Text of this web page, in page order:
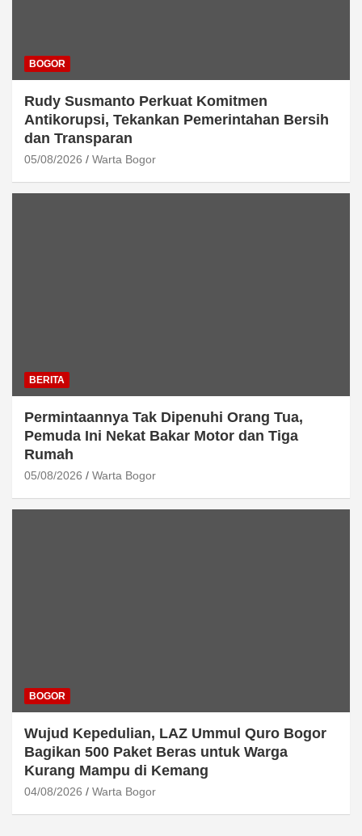
BOGOR
Rudy Susmanto Perkuat Komitmen
Antikorupsi, Tekankan Pemerintahan Bersih
dan Transparan
05/08/2026 Warta Bogor
BERITA
Permintaannya Tak Dipenuhi Orang Tua,
Pemuda Ini Nekat Bakar Motor dan Tiga
Rumah
05/08/2026 Warta Bogor
BOGOR
Wujud Kepedulian, LAZ Ummul Quro Bogor
Bagikan 500 Paket Beras untuk Warga
Kurang Mampu di Kemang
04/08/2026 Warta Bogor